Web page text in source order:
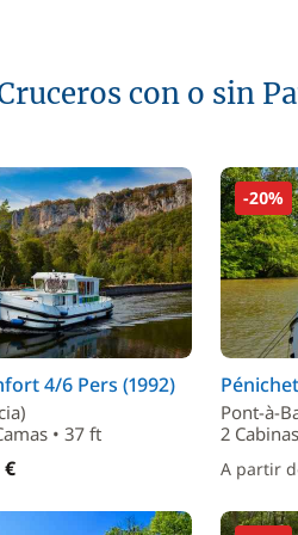
con o sin
4/6 Pers (1992)
• 37 ft
€
-20%
Pont-à-
2
A partir